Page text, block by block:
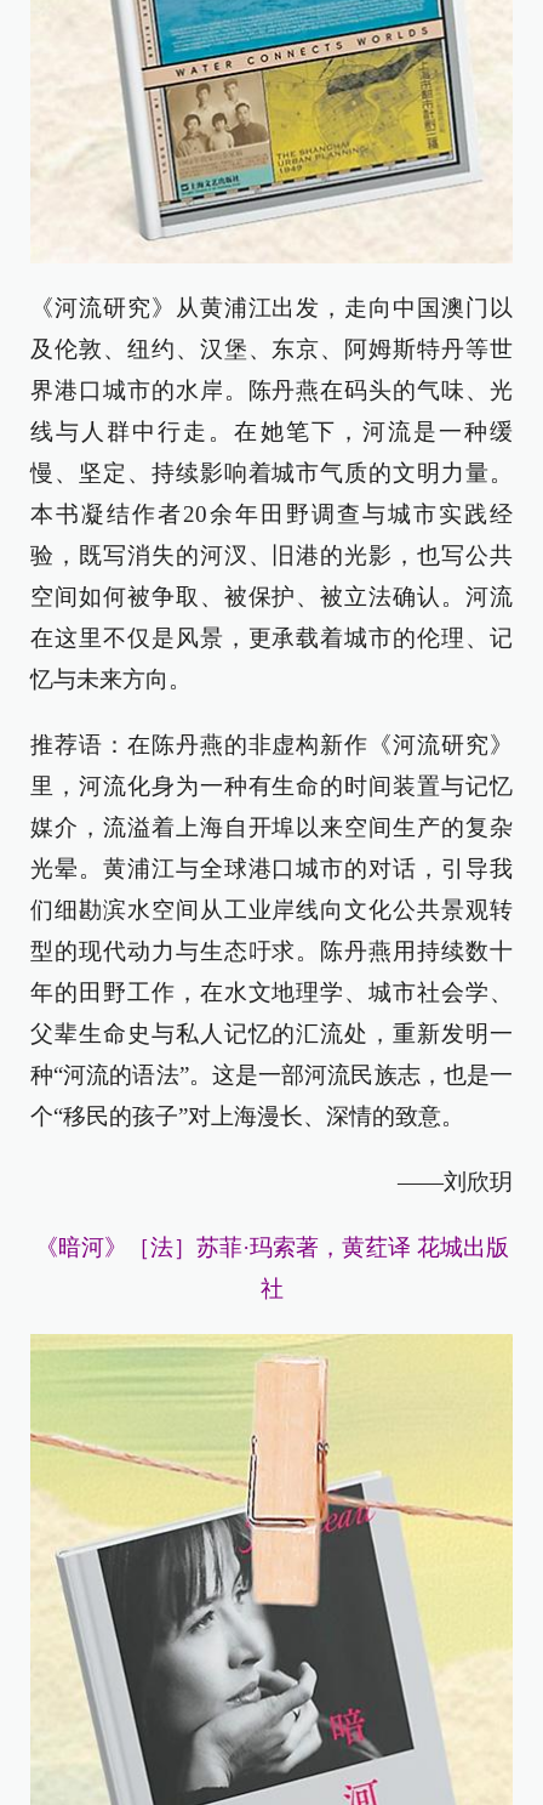
《河流研究》从黄浦江出发，走向中国澳门以
及伦敦、纽约、汉堡、东京、阿姆斯特丹等世
界港口城市的水岸。陈丹燕在码头的气味、光
线与人群中行走。在她笔下，河流是一种缓
慢、坚定、持续影响着城市气质的文明力量。
本书凝结作者20余年田野调查与城市实践经
验，既写消失的河汊、旧港的光影，也写公共
空间如何被争取、被保护、被立法确认。河流
在这里不仅是风景，更承载着城市的伦理、记
忆与未来方向。
推荐语：在陈丹燕的非虚构新作《河流研究》
里，河流化身为一种有生命的时间装置与记忆
媒介，流溢着上海自开埠以来空间生产的复杂
光晕。黄浦江与全球港口城市的对话，引导我
们细勘滨水空间从工业岸线向文化公共景观转
型的现代动力与生态吁求。陈丹燕用持续数十
年的田野工作，在水文地理学、城市社会学、
父辈生命史与私人记忆的汇流处，重新发明一
种“河流的语法”。这是一部河流民族志，也是一
个“移民的孩子”对上海漫长、深情的致意。
——刘欣玥
《暗河》［法］苏菲·玛索著，黄荭译 花城出版
社